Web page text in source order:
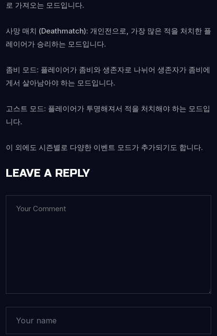
로 가져오는 모드입니다.
사망 매치 (Deathmatch): 개인전으로, 가장 많은 적을 처치한 플
레이어가 승리하는 모드입니다.
좀비 모드: 플레이어가 좀비와 생존자로 나뉘어 생존자가 좀비에
게서 살아남아야 하는 모드입니다.
고스트 모드: 플레이어가 투명해져서 적을 처치해야 하는 모드입
니다.
이 외에도 시즌별로 다양한 이벤트 모드가 추가되기도 합니다.
LEAVE A REPLY